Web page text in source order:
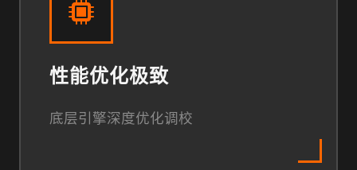
性能优化极致
底层引擎深度优化调校